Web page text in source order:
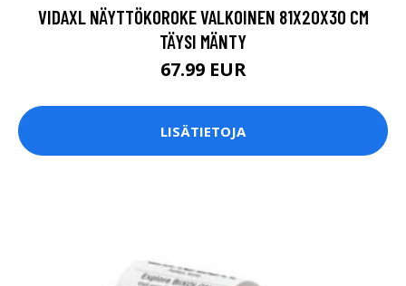
VIDAXL NÄYTTÖKOROKE VALKOINEN 81X20X30 CM
TÄYSI MÄNTY
67.99 EUR
LISÄTIETOJA